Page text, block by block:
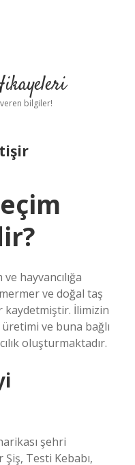
bilgiler!
hayvancılığa
ve doğal taş
İlimizin
ve buna bağlı
oluşturmaktadır.
şehri
Testi Kebabı,